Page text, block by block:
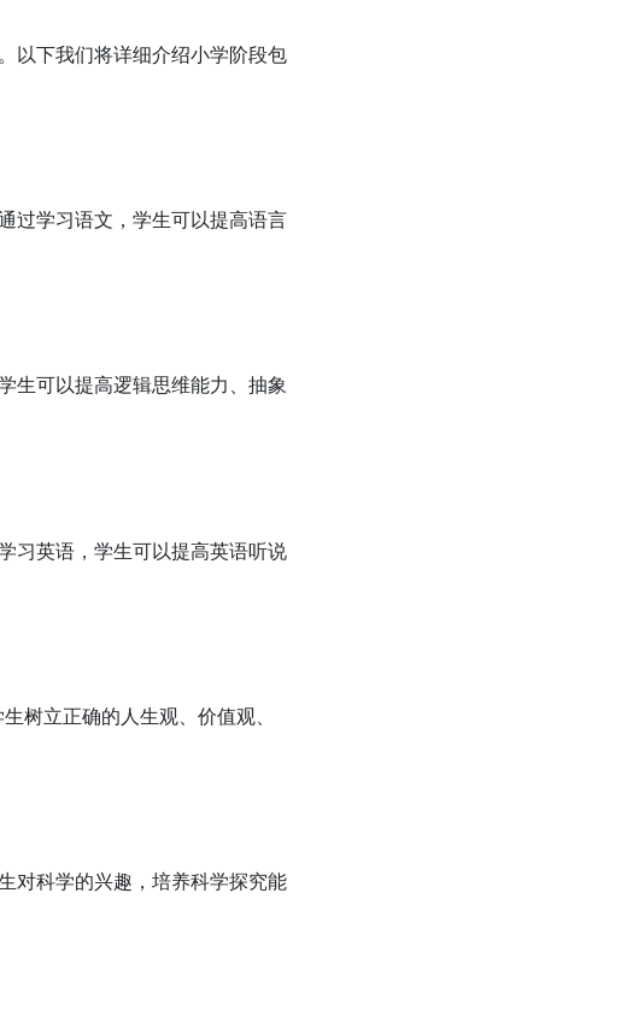
以下我们将详细介绍小学阶段包
过学习语文，学生可以提高语言
生可以提高逻辑思维能力、抽象
习英语，学生可以提高英语听说
树立正确的人生观、价值观、
对科学的兴趣，培养科学探究能